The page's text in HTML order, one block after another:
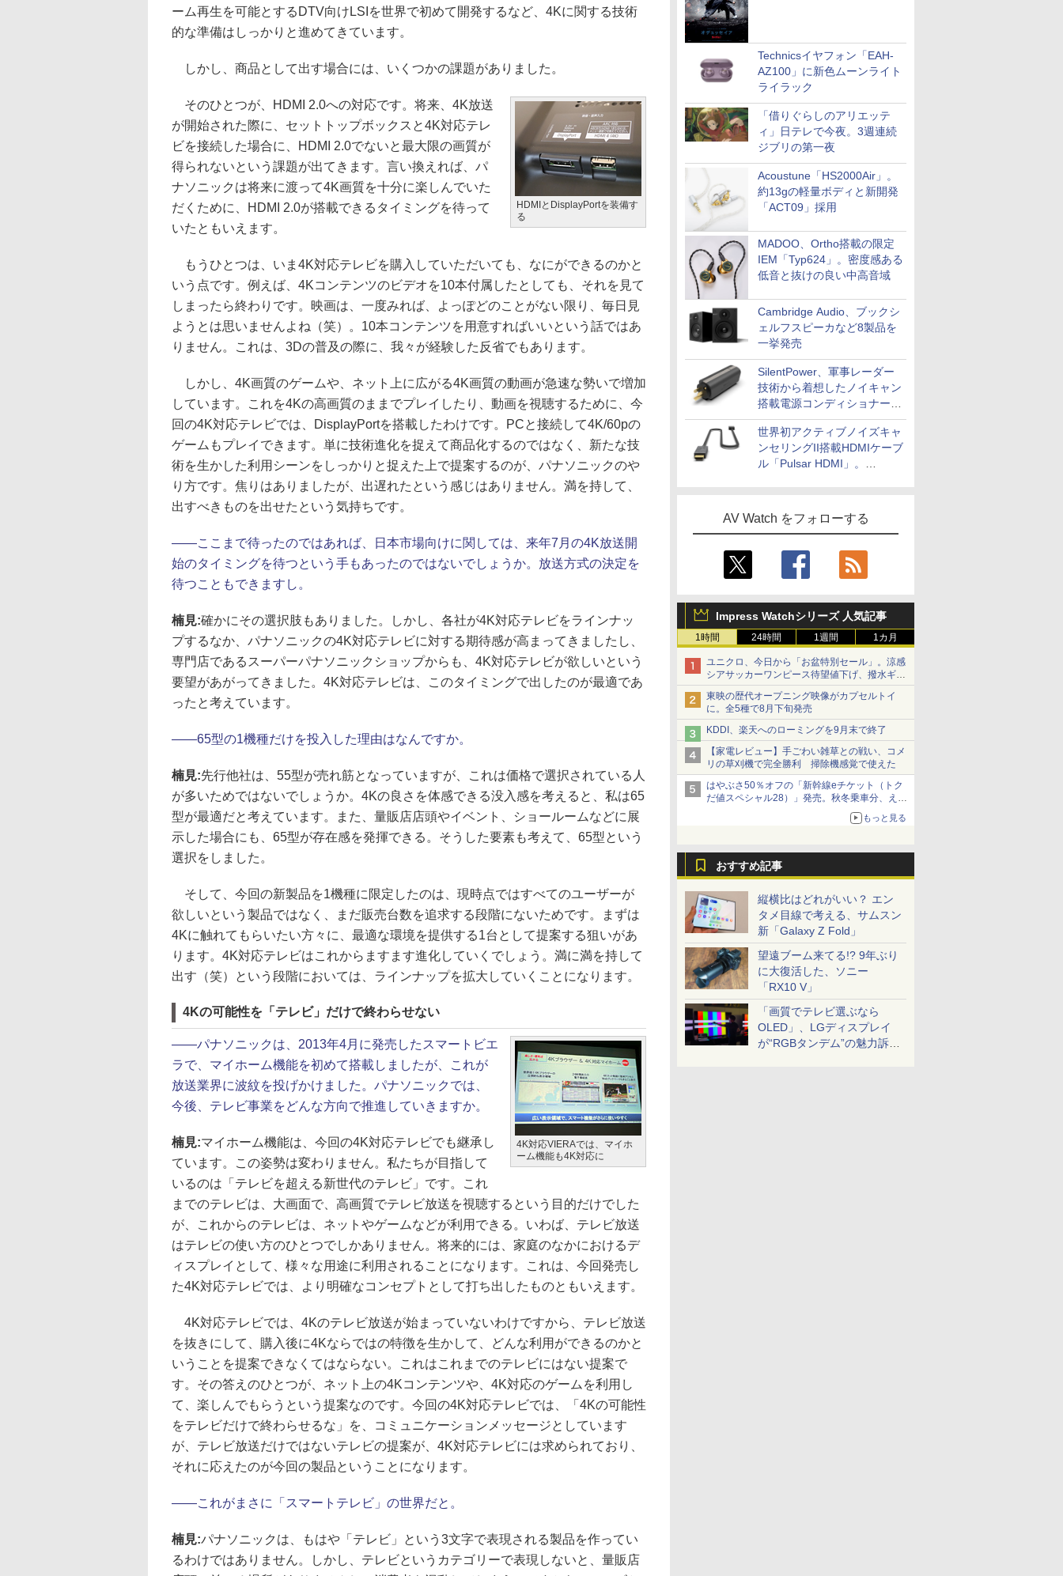
Technicsイヤフォン「EAH-
AZ100」に新色ムーンライト
ライラック
「借りぐらしのアリエッテ
ィ」日テレで今夜。3週連続
ジブリの第一夜
Acoustune「HS2000Air」。
約13gの軽量ボディと新開発
「ACT09」採用
MADOO、Ortho搭載の限定
IEM「Typ624」。密度感ある
低音と抜けの良い中高音域
Cambridge Audio、ブックシ
ェルフスピーカなど8製品を
一挙発売
SilentPower、軍事レーダー
技術から着想したノイキャン
搭載電源コンディショナー
「AC iPurifier2」
世界初アクティブノイズキャ
ンセリングII搭載HDMIケーブ
ル「Pulsar HDMI」。
AV Watch をフォローする
Impress Watchシリーズ 人気記事
1時間 24時間 1週間 1カ月
ユニクロ、今日から「お盆特別セール」。涼感
シアサッカーワンピース待望値下げ、撥水ギア
ショーツは1990円に
東映の歴代オープニング映像がカプセルトイ
に。全5種で8月下旬発売
KDDI、楽天へのローミングを9月末で終了
【家電レビュー】手ごわい雑草との戦い、コメ
リの草刈機で完全勝利 掃除機感覚で使えた
はやぶさ50％オフの「新幹線eチケット（トク
だ値スペシャル28）」発売。秋冬乗車分、えき
もっと見る
おすすめ記事
縦横比はどれがいい？ エン
タメ目線で考える、サムスン
新「Galaxy Z Fold」
望遠ブーム来てる!? 9年ぶり
に大復活した、ソニー
「RX10 V」
「画質でテレビ選ぶなら
OLED」、LGディスプレイ
が“RGBタンデム”の魅力訴
ーム再生を可能とするDTV向けLSIを世界で初めて開発するなど、4Kに関する技術
的な準備はしっかりと進めてきています。
しかし、商品として出す場合には、いくつかの課題がありました。
HDMIとDisplayPortを装備す
る
そのひとつが、HDMI 2.0への対応です。将来、4K放送
が開始された際に、セットトップボックスと4K対応テレ
ビを接続した場合に、HDMI 2.0でないと最大限の画質が
得られないという課題が出てきます。言い換えれば、パ
ナソニックは将来に渡って4K画質を十分に楽しんでいた
だくために、HDMI 2.0が搭載できるタイミングを待って
いたともいえます。
もうひとつは、いま4K対応テレビを購入していただいても、なにができるのかと
いう点です。例えば、4Kコンテンツのビデオを10本付属したとしても、それを見て
しまったら終わりです。映画は、一度みれば、よっぽどのことがない限り、毎日見
ようとは思いませんよね（笑）。10本コンテンツを用意すればいいという話ではあ
りません。これは、3Dの普及の際に、我々が経験した反省でもあります。
しかし、4K画質のゲームや、ネット上に広がる4K画質の動画が急速な勢いで増加
しています。これを4Kの高画質のままでプレイしたり、動画を視聴するために、今
回の4K対応テレビでは、DisplayPortを搭載したわけです。PCと接続して4K/60pの
ゲームもプレイできます。単に技術進化を捉えて商品化するのではなく、新たな技
術を生かした利用シーンをしっかりと捉えた上で提案するのが、パナソニックのや
り方です。焦りはありましたが、出遅れたという感じはありません。満を持して、
出すべきものを出せたという気持ちです。
――ここまで待ったのではあれば、日本市場向けに関しては、来年7月の4K放送開
始のタイミングを待つという手もあったのではないでしょうか。放送方式の決定を
待つこともできますし。
楠見:確かにその選択肢もありました。しかし、各社が4K対応テレビをラインナッ
プするなか、パナソニックの4K対応テレビに対する期待感が高まってきましたし、
専門店であるスーパーパナソニックショップからも、4K対応テレビが欲しいという
要望があがってきました。4K対応テレビは、このタイミングで出したのが最適であ
ったと考えています。
――65型の1機種だけを投入した理由はなんですか。
楠見:先行他社は、55型が売れ筋となっていますが、これは価格で選択されている人
が多いためではないでしょうか。4Kの良さを体感できる没入感を考えると、私は65
型が最適だと考えています。また、量販店店頭やイベント、ショールームなどに展
示した場合にも、65型が存在感を発揮できる。そうした要素も考えて、65型という
選択をしました。
そして、今回の新製品を1機種に限定したのは、現時点ではすべてのユーザーが
欲しいという製品ではなく、まだ販売台数を追求する段階にないためです。まずは
4Kに触れてもらいたい方々に、最適な環境を提供する1台として提案する狙いがあ
ります。4K対応テレビはこれからますます進化していくでしょう。満に満を持して
出す（笑）という段階においては、ラインナップを拡大していくことになります。
4Kの可能性を「テレビ」だけで終わらせない
4K対応VIERAでは、マイホ
ーム機能も4K対応に
――パナソニックは、2013年4月に発売したスマートビエ
ラで、マイホーム機能を初めて搭載しましたが、これが
放送業界に波紋を投げかけました。パナソニックでは、
今後、テレビ事業をどんな方向で推進していきますか。
楠見:マイホーム機能は、今回の4K対応テレビでも継承し
ています。この姿勢は変わりません。私たちが目指して
いるのは「テレビを超える新世代のテレビ」です。これ
までのテレビは、大画面で、高画質でテレビ放送を視聴するという目的だけでした
が、これからのテレビは、ネットやゲームなどが利用できる。いわば、テレビ放送
はテレビの使い方のひとつでしかありません。将来的には、家庭のなかにおけるデ
ィスプレイとして、様々な用途に利用されることになります。これは、今回発売し
た4K対応テレビでは、より明確なコンセプトとして打ち出したものともいえます。
4K対応テレビでは、4Kのテレビ放送が始まっていないわけですから、テレビ放送
を抜きにして、購入後に4Kならではの特徴を生かして、どんな利用ができるのかと
いうことを提案できなくてはならない。これはこれまでのテレビにはない提案で
す。その答えのひとつが、ネット上の4Kコンテンツや、4K対応のゲームを利用し
て、楽しんでもらうという提案なのです。今回の4K対応テレビでは、「4Kの可能性
をテレビだけで終わらせるな」を、コミュニケーションメッセージとしています
が、テレビ放送だけではないテレビの提案が、4K対応テレビには求められており、
それに応えたのが今回の製品ということになります。
――これがまさに「スマートテレビ」の世界だと。
楠見:パナソニックは、もはや「テレビ」という3文字で表現される製品を作ってい
るわけではありません。しかし、テレビというカテゴリーで表現しないと、量販店